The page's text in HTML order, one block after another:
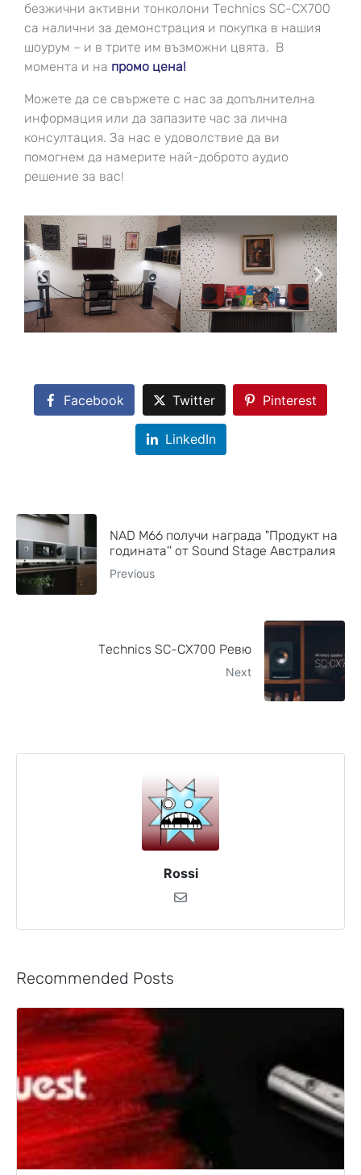
безжични активни тонколони Technics SC-CX700
са налични за демонстрация и покупка в нашия
шоурум – и в трите им възможни цвята. В
момента и на промо цена!
Можете да се свържете с нас за допълнителна
информация или да запазите час за лична
консултация. За нас е удоволствие да ви
помогнем да намерите най-доброто аудио
решение за вас!
Facebook Twitter Pinterest
LinkedIn
NAD M66 получи награда "Продукт на
годината'' от Sound Stage Австралия
Previous
Technics SC-CX700 Ревю
Next
Rossi
Recommended Posts